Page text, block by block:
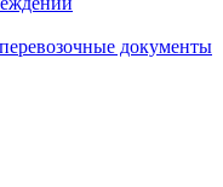
документы